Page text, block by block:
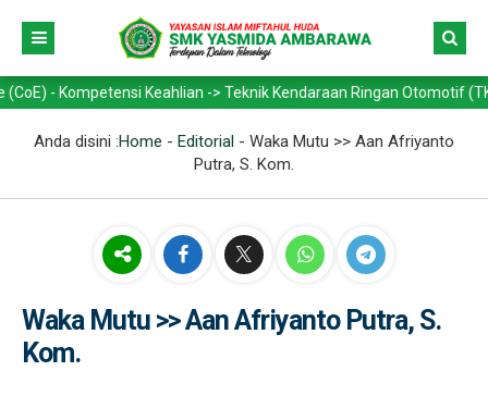
Keahlian -> Teknik Kendaraan Ringan Otomotif
Anda disini :Home - Editorial - Waka Mutu >> Aan Afriyanto
Putra, S. Kom.
Waka Mutu >> Aan Afriyanto Putra, S.
Kom.